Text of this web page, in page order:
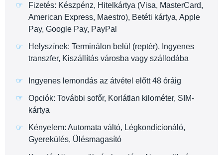
Fizetés: Készpénz, Hitelkártya (Visa, MasterCard,
American Express, Maestro), Betéti kártya, Apple
Pay, Google Pay, PayPal
Helyszínek: Terminálon belül (reptér), Ingyenes
transzfer, Kiszállítás városba vagy szállodába
Ingyenes lemondás az átvétel előtt 48 óráig
Opciók: További sofőr, Korlátlan kilométer, SIM-
kártya
Kényelem: Automata váltó, Légkondicionáló,
Gyerekülés, Ülésmagasító